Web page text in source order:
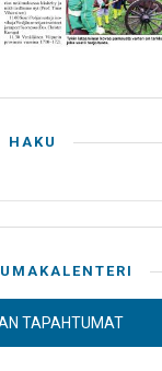
HAKU
TAPAHTUMAT